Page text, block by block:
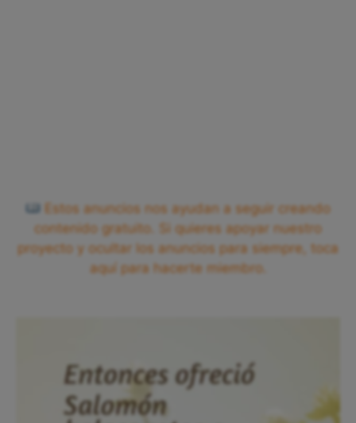
Estos anuncios nos ayudan a seguir creando
contenido gratuito. Si quieres apoyar nuestro
proyecto y ocultar los anuncios para siempre, toca
aquí para hacerte miembro.